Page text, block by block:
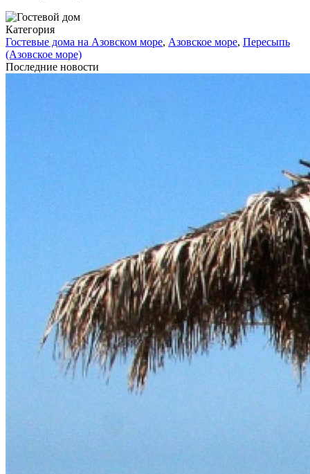
Категория
Гостевые дома на Азовском море, Азовское море, Пересыпь
(Азовское море)
Последние новости